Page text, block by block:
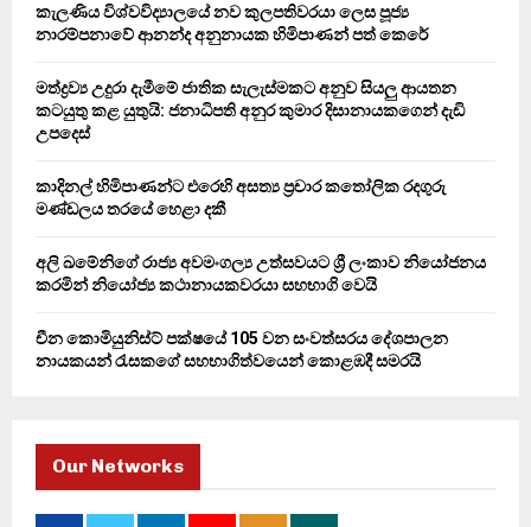
r
H
කැලණිය විශ්වවිද්‍යාලයේ නව කුලපතිවරයා ලෙස පූජ්‍ය
නාරම්පනාවේ ආනන්ද අනුනායක හිමිපාණන් පත් කෙරේ
මත්ද්‍රව්‍ය උදුරා දැමීමේ ජාතික සැලැස්මකට අනුව සියලු ආයතන
කටයුතු කළ යුතුයි: ජනාධිපති අනුර කුමාර දිසානායකගෙන් දැඩි
උපදෙස්
කාදිනල් හිමිපාණන්ට එරෙහි අසත්‍ය ප්‍රචාර කතෝලික රදගුරු
මණ්ඩලය තරයේ හෙළා දකී
අලි ඛමේනිගේ රාජ්‍ය අවමංගල්‍ය උත්සවයට ශ්‍රී ලංකාව නියෝජනය
කරමින් නියෝජ්‍ය කථානායකවරයා සහභාගි වෙයි
චීන කොමියුනිස්ට් පක්ෂයේ 105 වන සංවත්සරය දේශපාලන
නායකයන් රැසකගේ සහභාගිත්වයෙන් කොළඹදී සමරයි
Our Networks